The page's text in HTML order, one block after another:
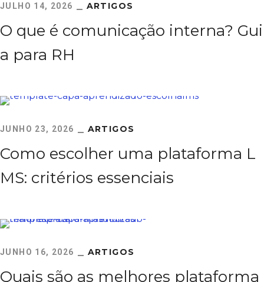
JULHO 14, 2026 ARTIGOS
O que é comunicação interna? Gui
a para RH
JUNHO 23, 2026 ARTIGOS
Como escolher uma plataforma L
MS: critérios essenciais
JUNHO 16, 2026 ARTIGOS
Quais são as melhores plataforma